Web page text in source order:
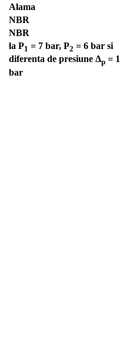
Alama
NBR
NBR
la P1 = 7 bar, P2 = 6 bar si
diferenta de presiune Δp = 1
bar